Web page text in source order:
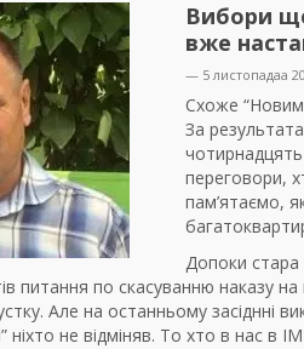
Вибори
вже
— 5 листопадаа
Схоже “Новим
За
переговори,
пам’ятаємо,
Допоки стара
питання по скасуванню наказу
Але на останньому засіднні
ніхто не відміняв. То хто в нас